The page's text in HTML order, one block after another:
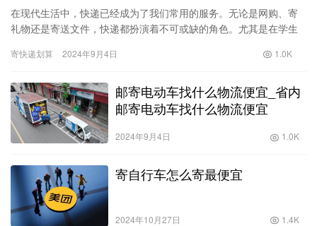
在现代生活中，快递已经成为了我们常用的服务。无论是网购、寄
礼物还是寄送文件，快递都扮演着不可或缺的角色。尤其是在学生
的今天…
寄快递划算 2024年9月4日 1.0K
邮寄电动车找什么物流便宜_省内
邮寄电动车找什么物流便宜
2024年9月4日 1.0K
寄自行车怎么寄最便宜
2024年10月27日 1.4K